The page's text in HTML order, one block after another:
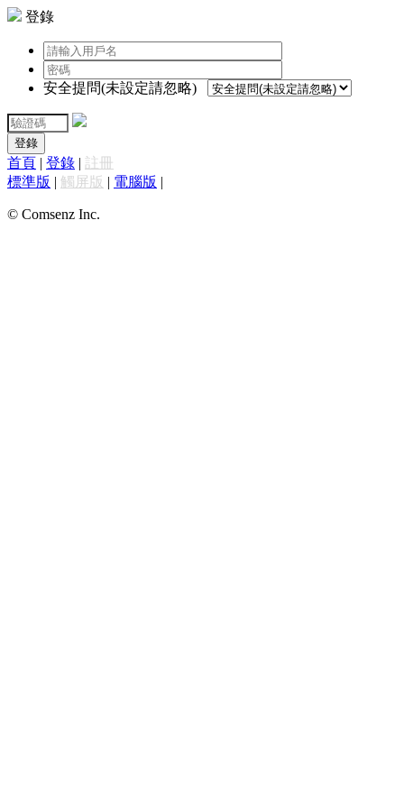
登錄
安全提問(未設定請忽略)
登錄
首頁 | 登錄 | 註冊
標準版 | 觸屏版 | 電腦版 |
© Comsenz Inc.